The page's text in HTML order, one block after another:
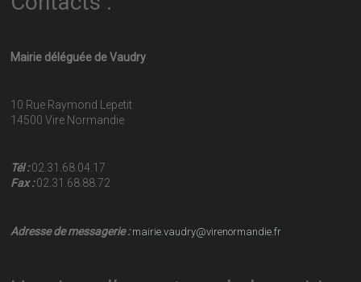
Mairie déléguée de Vaudry
10 Rue Raymond Lepetit
14500 Vire Normandie
Tél :02.31.68.04.17
Fax :02.31.68.88.72
Adresse de messagerie :mairie.vaudry@virenormandie.fr